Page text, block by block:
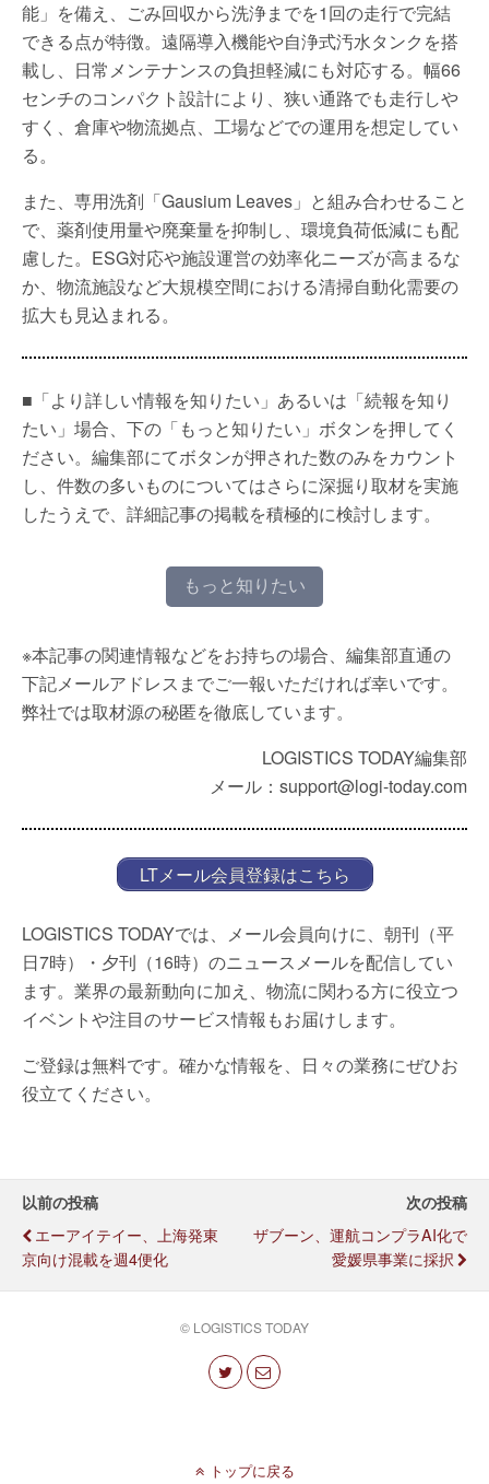
能」を備え、ごみ回収から洗浄までを1回の走行で完結
できる点が特徴。遠隔導入機能や自浄式汚水タンクを搭
載し、日常メンテナンスの負担軽減にも対応する。幅66
センチのコンパクト設計により、狭い通路でも走行しや
すく、倉庫や物流拠点、工場などでの運用を想定してい
る。
また、専用洗剤「Gausium Leaves」と組み合わせること
で、薬剤使用量や廃棄量を抑制し、環境負荷低減にも配
慮した。ESG対応や施設運営の効率化ニーズが高まるな
か、物流施設など大規模空間における清掃自動化需要の
拡大も見込まれる。
■「より詳しい情報を知りたい」あるいは「続報を知り
たい」場合、下の「もっと知りたい」ボタンを押してく
ださい。編集部にてボタンが押された数のみをカウント
し、件数の多いものについてはさらに深掘り取材を実施
したうえで、詳細記事の掲載を積極的に検討します。
もっと知りたい
※本記事の関連情報などをお持ちの場合、編集部直通の
下記メールアドレスまでご一報いただければ幸いです。
弊社では取材源の秘匿を徹底しています。
LOGISTICS TODAY編集部
メール：support@logi-today.com
LTメール会員登録はこちら
LOGISTICS TODAYでは、メール会員向けに、朝刊（平
日7時）・夕刊（16時）のニュースメールを配信してい
ます。業界の最新動向に加え、物流に関わる方に役立つ
イベントや注目のサービス情報もお届けします。
ご登録は無料です。確かな情報を、日々の業務にぜひお
役立てください。
以前の投稿
エーアイテイー、上海発東
京向け混載を週4便化
次の投稿
ザブーン、運航コンプラAI化で
愛媛県事業に採択
© LOGISTICS TODAY
トップに戻る